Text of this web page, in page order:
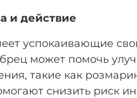
и действие
успокаивающие
может помочь
такие как
снизить риск